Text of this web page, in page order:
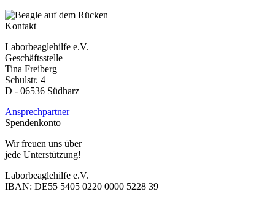
Kontakt
Laborbeaglehilfe e.V.
Geschäftsstelle
Tina Freiberg
Schulstr. 4
D - 06536 Südharz
Ansprechpartner
Spendenkonto
Wir freuen uns über
jede Unterstützung!
Laborbeaglehilfe e.V.
IBAN: DE55 5405 0220 0000 5228 39